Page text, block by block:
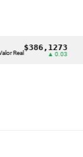
$386,1273 SMMLV